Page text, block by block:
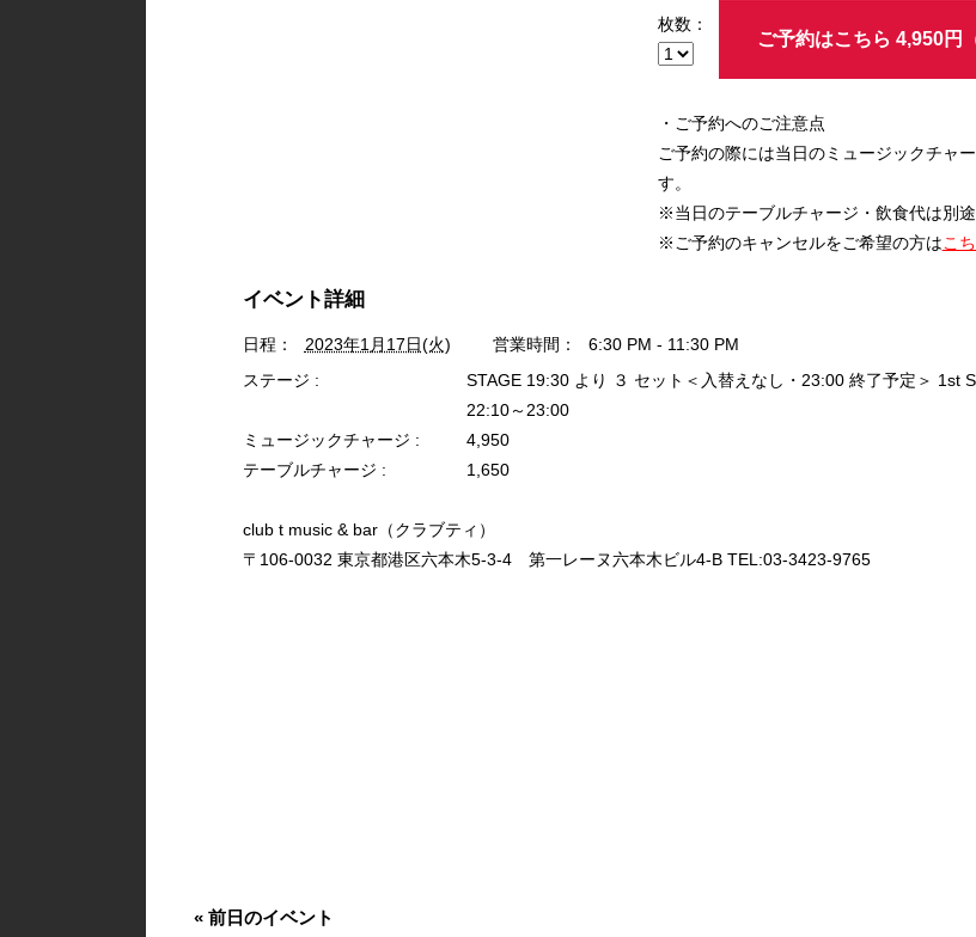
枚数：
ご予約はこちら 4,950円
・ご予約へのご注意点
ご予約の際には当日のミュージックチャ
す。
※当日のテーブルチャージ・飲食代は別
※ご予約のキャンセルをご希望の方はこ
イベント詳細
日程： 2023年1月17日(火) 営業時間：
6:30 PM - 11:30 PM
ステージ :
STAGE 19:30 より ３ セット＜入替えなし・23:00 終了予定＞
22:10～23:00
ミュージックチャージ :
4,950
テーブルチャージ :
1,650
club t music & bar（クラブティ）
〒106-0032 東京都港区六本木5-3-4 第一レーヌ六本木ビル4-B TEL:03-3423-9765
« 前日のイベント